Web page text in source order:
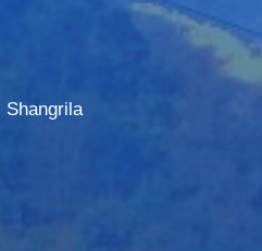
Shangrila